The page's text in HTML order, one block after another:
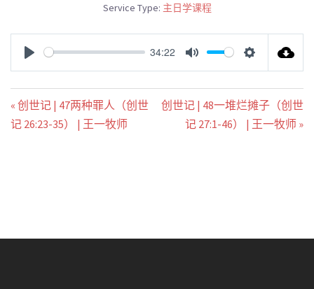
Service Type: 主日学课程
PLAY
34:22
MUTE SETTINGS
« 创世记 | 47两种罪人（创世
记 26:23-35） | 王一牧师
创世记 | 48一堆烂摊子（创世
记 27:1-46） | 王一牧师 »